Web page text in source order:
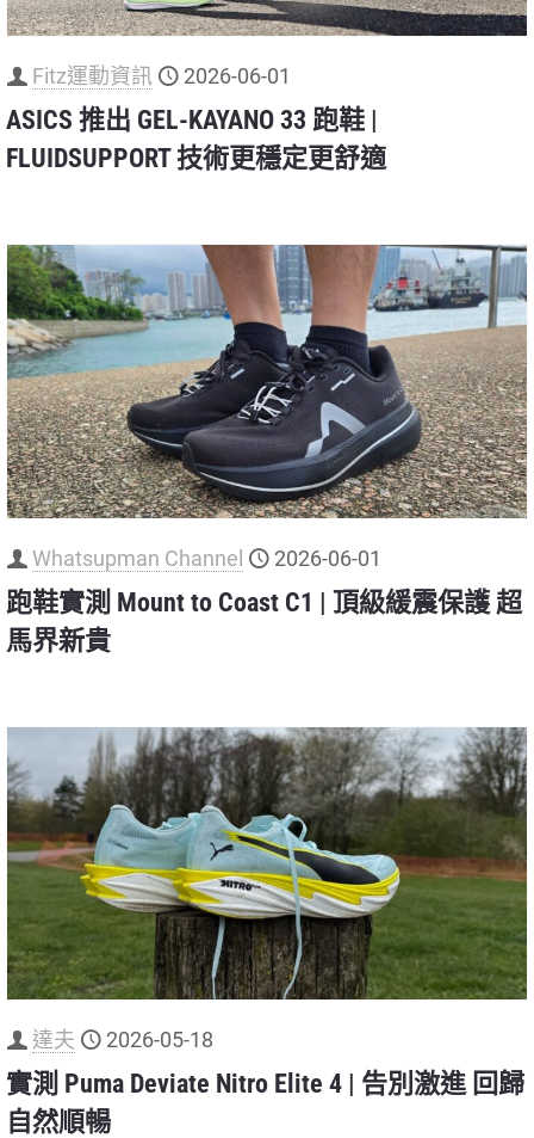
Fitz運動資訊 2026-06-01
ASICS 推出 GEL-KAYANO 33 跑鞋 |
FLUIDSUPPORT 技術更穩定更舒適
Whatsupman Channel 2026-06-01
跑鞋實測 Mount to Coast C1 | 頂級緩震保護 超
馬界新貴
達夫 2026-05-18
實測 Puma Deviate Nitro Elite 4 | 告別激進 回歸
自然順暢